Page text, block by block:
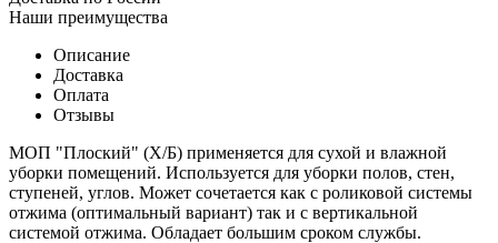
Наши преимущества
Описание
Доставка
Оплата
Отзывы
МОП "Плоский" (Х/Б) применяется для сухой и влажной
уборки помещений. Используется для уборки полов, стен,
ступеней, углов. Может сочетается как с роликовой системы
отжима (оптимальный вариант) так и с вертикальной
системой отжима. Обладает большим сроком службы.